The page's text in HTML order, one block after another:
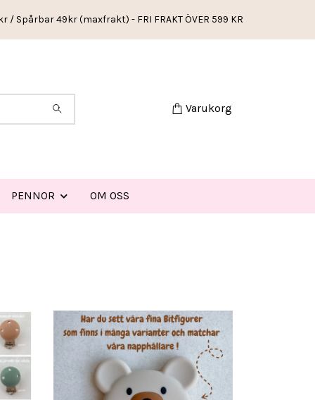
/ Spårbar 49kr (maxfrakt) - FRI FRAKT ÖVER 599 KR
Varukorg
PENNOR OM OSS